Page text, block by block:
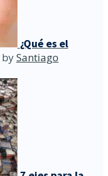
¿Qué es el
bySantiago